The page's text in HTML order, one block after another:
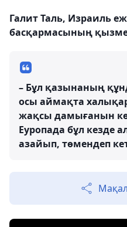
Галит Таль, Израиль
басқармасының
– Бұл қазынаның
осы аймақта
жақсы дамығанын
Еуропада бұл кезде
азайып, төмендеп